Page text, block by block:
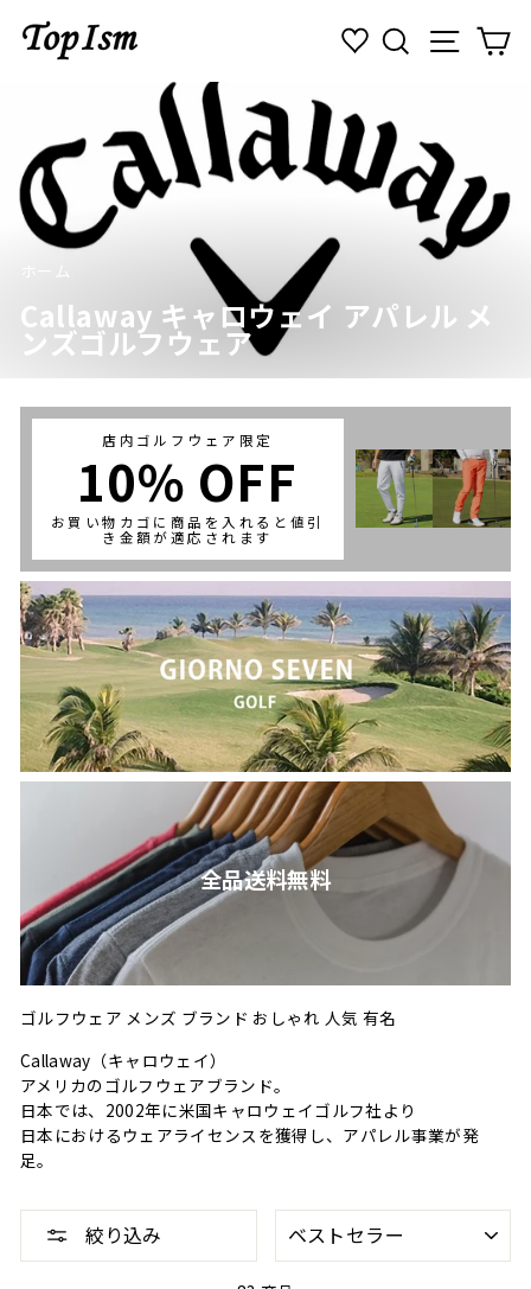
検索 ナビ
ホーム
Callaway キャロウェイ アパレル メ
ンズゴルフウェア
店内ゴルフウェア限定
10％ OFF
お買い物カゴに商品を入れると値引
き金額が適応されます
全品送料無料
ゴルフウェア メンズ ブランド おしゃれ 人気 有名
Callaway（キャロウェイ）
アメリカのゴルフウェアブランド。
日本では、2002年に米国キャロウェイゴルフ社より
日本におけるウェアライセンスを獲得し、アパレル事業が発
足。
絞り込み
べ